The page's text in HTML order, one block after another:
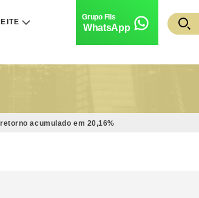
WhatsApp
acumulado em 20,16%